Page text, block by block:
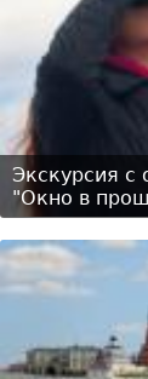
Экскурсия с
"Окно в